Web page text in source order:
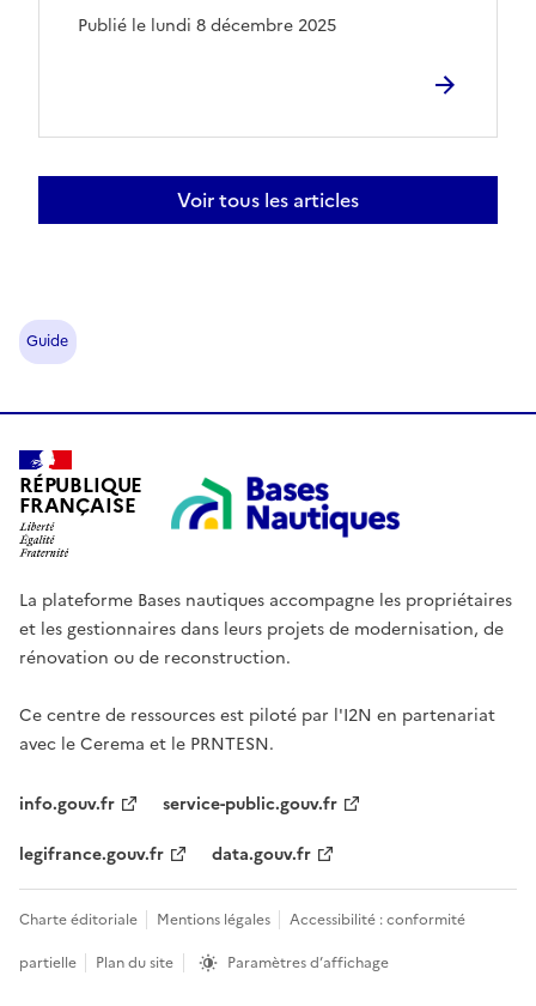
Publié le lundi 8 décembre 2025
Voir tous les articles
Guide
RÉPUBLIQUE
FRANÇAISE
La plateforme Bases nautiques accompagne les propriétaires
et les gestionnaires dans leurs projets de modernisation, de
rénovation ou de reconstruction.
Ce centre de ressources est piloté par l'I2N en partenariat
avec le Cerema et le PRNTESN.
info.gouv.fr
service-public.gouv.fr
legifrance.gouv.fr
data.gouv.fr
Charte éditoriale Mentions légales
Accessibilité : conformité
partielle
Plan du site Paramètres d’affichage